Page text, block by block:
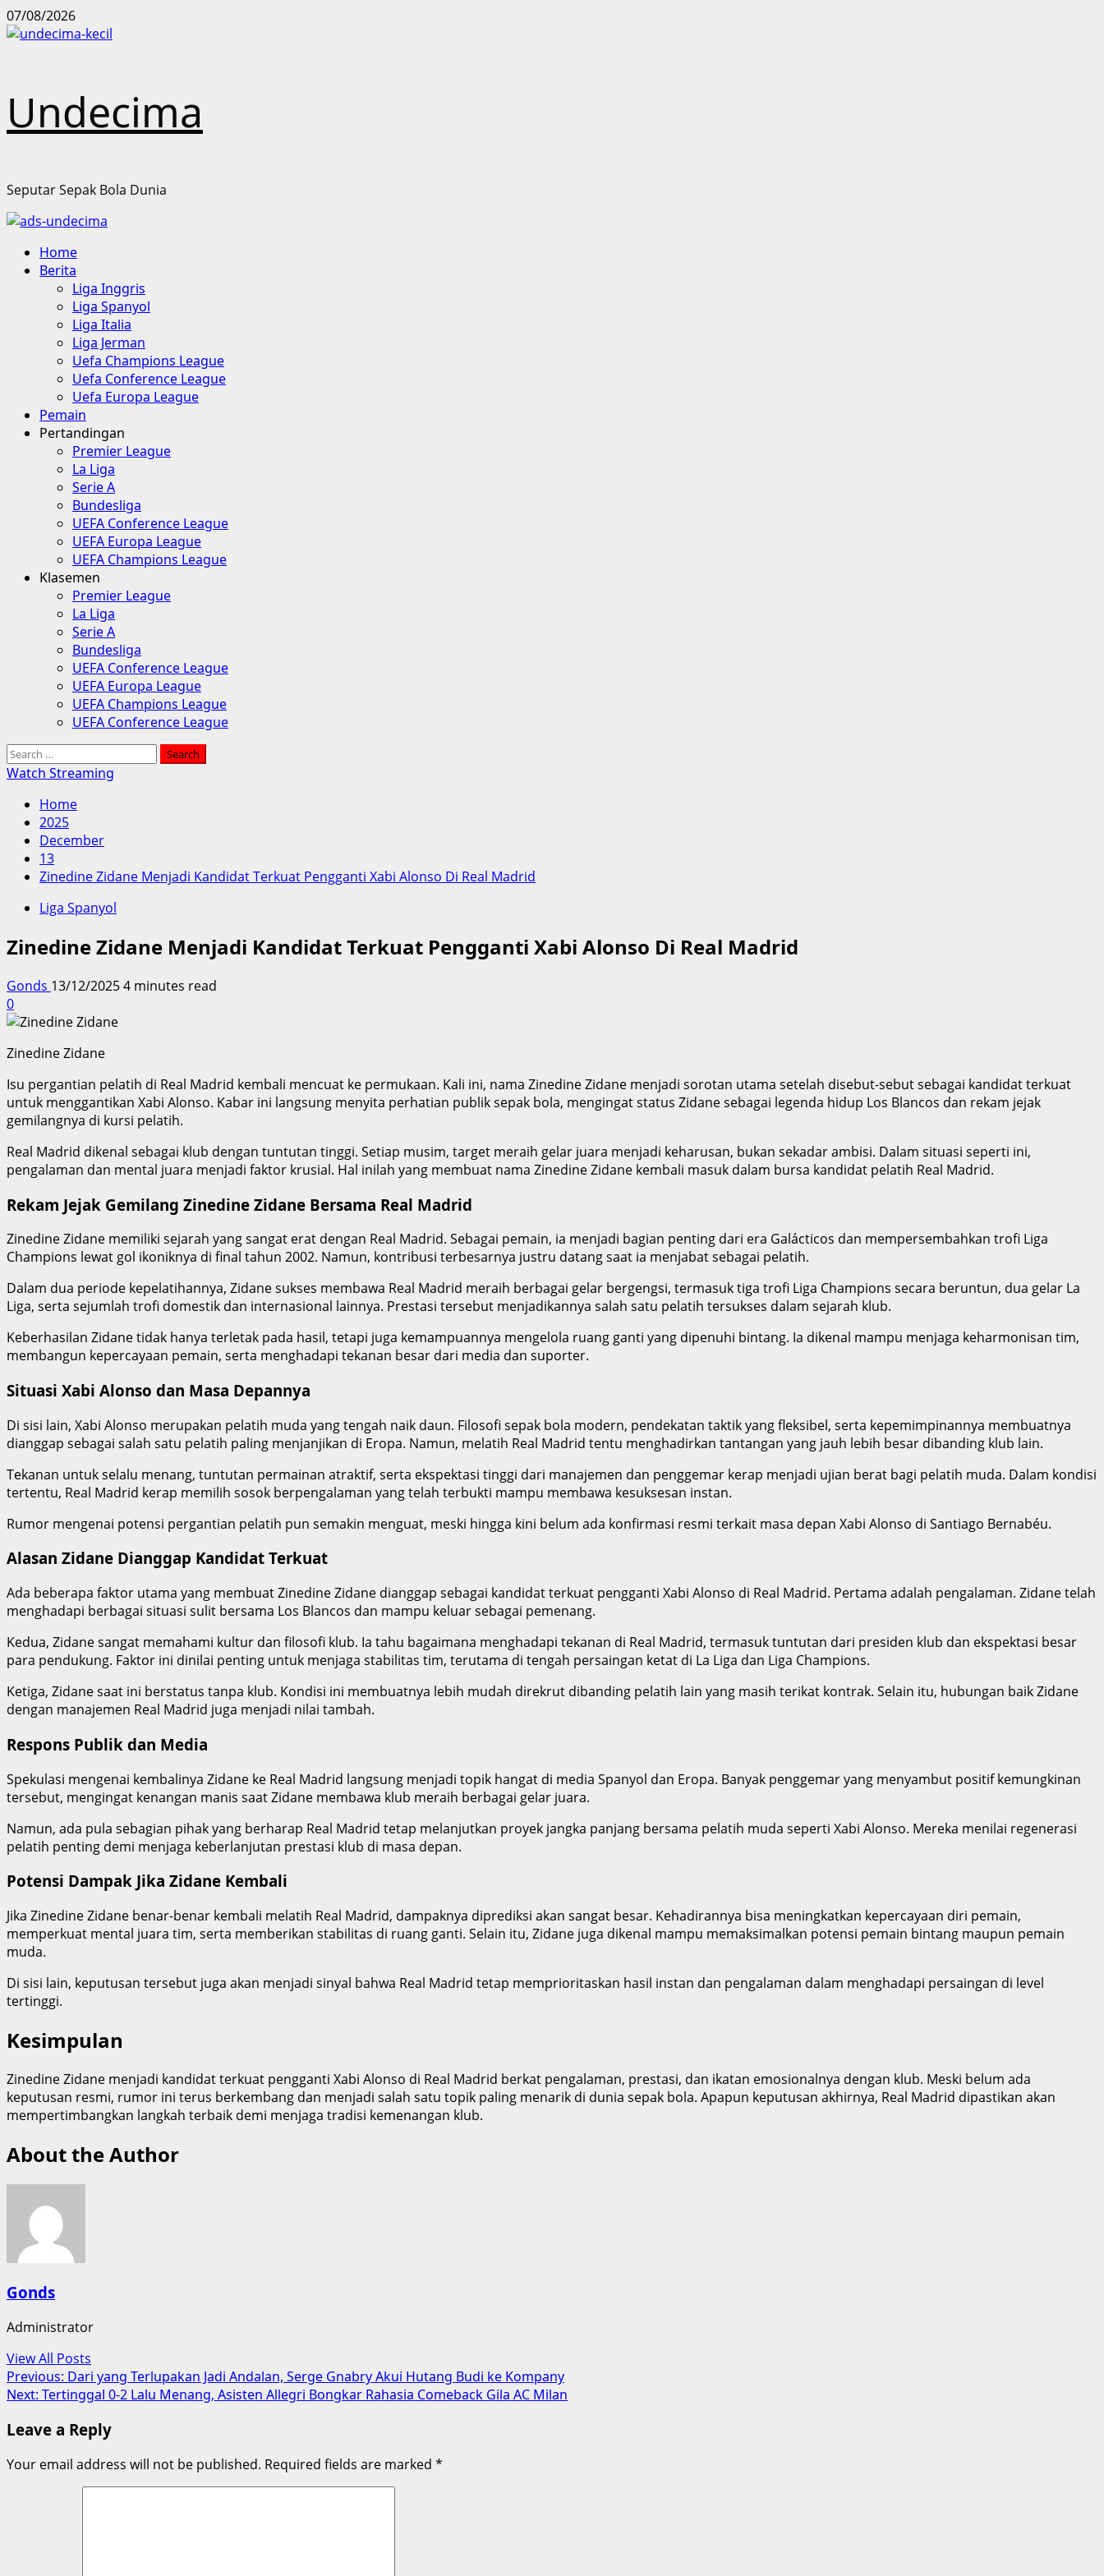
Skip
to
07/08/2026
Undecima
Seputar Sepak Bola Dunia
Primary
Menu
Home
Berita
Liga Inggris
Liga Spanyol
Liga Italia
Liga Jerman
Uefa Champions League
Uefa Conference League
Uefa Europa League
Pemain
Pertandingan
Premier League
La Liga
Serie A
Bundesliga
UEFA Conference League
UEFA Europa League
UEFA Champions League
Klasemen
Premier League
La Liga
Serie A
Bundesliga
UEFA Conference League
UEFA Europa League
UEFA Champions League
UEFA Conference League
Search
for:
Watch Streaming
Home
2025
December
13
Zinedine Zidane Menjadi Kandidat Terkuat Pengganti Xabi Alonso Di Real Madrid
Liga Spanyol
Zinedine Zidane Menjadi Kandidat Terkuat Pengganti Xabi Alonso Di Real Madrid
Gonds 13/12/20254 minutes read
0
Zinedine Zidane
Isu pergantian pelatih di Real Madrid kembali mencuat ke permukaan. Kali ini, nama Zinedine Zidane menjadi sorotan utama setelah disebut-sebut sebagai kandidat terkuat
untuk menggantikan Xabi Alonso. Kabar ini langsung menyita perhatian publik sepak bola, mengingat status Zidane sebagai legenda hidup Los Blancos dan rekam jejak
gemilangnya di kursi pelatih.
Real Madrid dikenal sebagai klub dengan tuntutan tinggi. Setiap musim, target meraih gelar juara menjadi keharusan, bukan sekadar ambisi. Dalam situasi seperti ini,
pengalaman dan mental juara menjadi faktor krusial. Hal inilah yang membuat nama Zinedine Zidane kembali masuk dalam bursa kandidat pelatih Real Madrid.
Rekam Jejak Gemilang Zinedine Zidane Bersama Real Madrid
Zinedine Zidane memiliki sejarah yang sangat erat dengan Real Madrid. Sebagai pemain, ia menjadi bagian penting dari era Galácticos dan mempersembahkan trofi Liga
Champions lewat gol ikoniknya di final tahun 2002. Namun, kontribusi terbesarnya justru datang saat ia menjabat sebagai pelatih.
Dalam dua periode kepelatihannya, Zidane sukses membawa Real Madrid meraih berbagai gelar bergengsi, termasuk tiga trofi Liga Champions secara beruntun, dua gelar La
Liga, serta sejumlah trofi domestik dan internasional lainnya. Prestasi tersebut menjadikannya salah satu pelatih tersukses dalam sejarah klub.
Keberhasilan Zidane tidak hanya terletak pada hasil, tetapi juga kemampuannya mengelola ruang ganti yang dipenuhi bintang. Ia dikenal mampu menjaga keharmonisan tim,
membangun kepercayaan pemain, serta menghadapi tekanan besar dari media dan suporter.
Situasi Xabi Alonso dan Masa Depannya
Di sisi lain, Xabi Alonso merupakan pelatih muda yang tengah naik daun. Filosofi sepak bola modern, pendekatan taktik yang fleksibel, serta kepemimpinannya membuatnya
dianggap sebagai salah satu pelatih paling menjanjikan di Eropa. Namun, melatih Real Madrid tentu menghadirkan tantangan yang jauh lebih besar dibanding klub lain.
Tekanan untuk selalu menang, tuntutan permainan atraktif, serta ekspektasi tinggi dari manajemen dan penggemar kerap menjadi ujian berat bagi pelatih muda. Dalam kondisi
tertentu, Real Madrid kerap memilih sosok berpengalaman yang telah terbukti mampu membawa kesuksesan instan.
Rumor mengenai potensi pergantian pelatih pun semakin menguat, meski hingga kini belum ada konfirmasi resmi terkait masa depan Xabi Alonso di Santiago Bernabéu.
Alasan Zidane Dianggap Kandidat Terkuat
Ada beberapa faktor utama yang membuat Zinedine Zidane dianggap sebagai kandidat terkuat pengganti Xabi Alonso di Real Madrid. Pertama adalah pengalaman. Zidane telah
menghadapi berbagai situasi sulit bersama Los Blancos dan mampu keluar sebagai pemenang.
Kedua, Zidane sangat memahami kultur dan filosofi klub. Ia tahu bagaimana menghadapi tekanan di Real Madrid, termasuk tuntutan dari presiden klub dan ekspektasi besar
para pendukung. Faktor ini dinilai penting untuk menjaga stabilitas tim, terutama di tengah persaingan ketat di La Liga dan Liga Champions.
Ketiga, Zidane saat ini berstatus tanpa klub. Kondisi ini membuatnya lebih mudah direkrut dibanding pelatih lain yang masih terikat kontrak. Selain itu, hubungan baik Zidane
dengan manajemen Real Madrid juga menjadi nilai tambah.
Respons Publik dan Media
Spekulasi mengenai kembalinya Zidane ke Real Madrid langsung menjadi topik hangat di media Spanyol dan Eropa. Banyak penggemar yang menyambut positif kemungkinan
tersebut, mengingat kenangan manis saat Zidane membawa klub meraih berbagai gelar juara.
Namun, ada pula sebagian pihak yang berharap Real Madrid tetap melanjutkan proyek jangka panjang bersama pelatih muda seperti Xabi Alonso. Mereka menilai regenerasi
pelatih penting demi menjaga keberlanjutan prestasi klub di masa depan.
Potensi Dampak Jika Zidane Kembali
Jika Zinedine Zidane benar-benar kembali melatih Real Madrid, dampaknya diprediksi akan sangat besar. Kehadirannya bisa meningkatkan kepercayaan diri pemain,
memperkuat mental juara tim, serta memberikan stabilitas di ruang ganti. Selain itu, Zidane juga dikenal mampu memaksimalkan potensi pemain bintang maupun pemain
muda.
Di sisi lain, keputusan tersebut juga akan menjadi sinyal bahwa Real Madrid tetap memprioritaskan hasil instan dan pengalaman dalam menghadapi persaingan di level
tertinggi.
Kesimpulan
Zinedine Zidane menjadi kandidat terkuat pengganti Xabi Alonso di Real Madrid berkat pengalaman, prestasi, dan ikatan emosionalnya dengan klub. Meski belum ada
keputusan resmi, rumor ini terus berkembang dan menjadi salah satu topik paling menarik di dunia sepak bola. Apapun keputusan akhirnya, Real Madrid dipastikan akan
mempertimbangkan langkah terbaik demi menjaga tradisi kemenangan klub.
About the Author
Gonds
Administrator
View All Posts
Post
navigation
Previous: Dari yang Terlupakan Jadi Andalan, Serge Gnabry Akui Hutang Budi ke Kompany
Next: Tertinggal 0-2 Lalu Menang, Asisten Allegri Bongkar Rahasia Comeback Gila AC Milan
Leave a Reply
Your email address will not be published. Required fields are marked *